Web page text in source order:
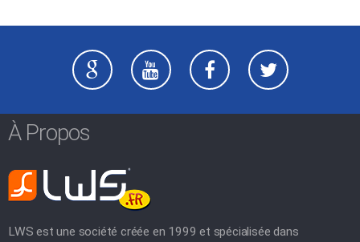
À Propos
LWS est une société créée en 1999 et spécialisée dans